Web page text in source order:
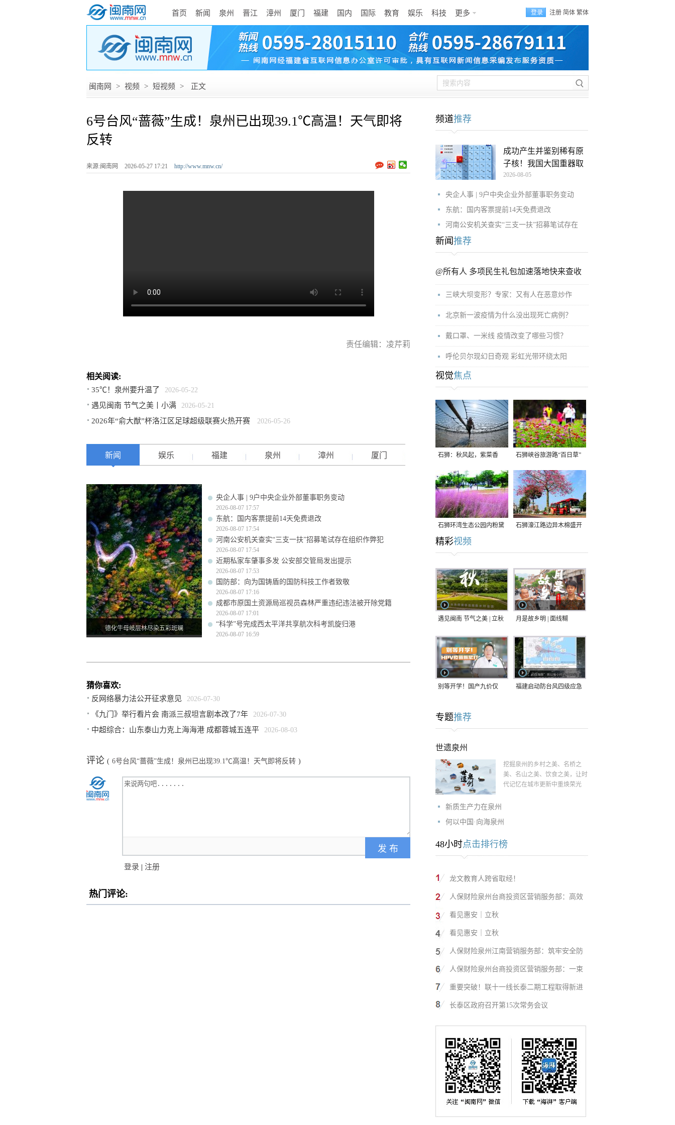
首页 新闻 泉州 晋江 漳州 厦门 福建 国内 国际 教育 娱乐 科技 更多 登录 注册 简体 繁体
闽南网 > 视频 > 短视频 > 正文
6号台风“蔷薇”生成！泉州已出现39.1℃高温！天气即将
反转
来源:闽南网 2026-05-27 17:21 http://www.mnw.cn/
责任编辑：凌芹莉
相关阅读:
35℃！泉州要升温了 2026-05-22
遇见闽南 节气之美丨小满 2026-05-21
2026年“俞大猷”杯洛江区足球超级联赛火热开赛 2026-05-26
新闻 娱乐 福建 泉州 漳州 厦门
德化牛母岐层林尽染五彩斑斓
央企人事 | 9户中央企业外部董事职务变动
2026-08-07 17:57
东航：国内客票提前14天免费退改
2026-08-07 17:54
河南公安机关查实“三支一扶”招募笔试存在组织作弊犯
2026-08-07 17:54
近期私家车肇事多发 公安部交管局发出提示
2026-08-07 17:53
国防部：向为国铸盾的国防科技工作者致敬
2026-08-07 17:16
成都市原国土资源局巡视员森林严重违纪违法被开除党籍
2026-08-07 17:01
“科学”号完成西太平洋共享航次科考凯旋归港
2026-08-07 16:59
猜你喜欢:
反网络暴力法公开征求意见 2026-07-30
《九门》举行看片会 南派三叔坦言剧本改了7年 2026-07-30
中超综合：山东泰山力克上海海港 成都蓉城五连平 2026-08-03
评论 ( 6号台风“蔷薇”生成！泉州已出现39.1℃高温！天气即将反转 )
登录 | 注册
热门评论:
频道推荐
成功产生并鉴别稀有原
子核！我国大国重器取
2026-08-05
央企人事 | 9户中央企业外部董事职务变动
东航：国内客票提前14天免费退改
河南公安机关查实“三支一扶”招募笔试存在
新闻 推荐
@所有人 多项民生礼包加速落地快来查收
三峡大坝变形？专家：又有人在恶意炒作
北京新一波疫情为什么没出现死亡病例？
戴口罩、一米线 疫情改变了哪些习惯？
呼伦贝尔现幻日奇观 彩虹光带环绕太阳
视觉焦点
石狮：秋风起，紫菜香 石狮峡谷旅游路“百日草”
争相斗艳
石狮环湾生态公园内粉黛
乱子草盛放
石狮濠江路边异木棉盛开
精彩视频
遇见闽南 节气之美 | 立秋 月是故乡明 | 面线糊
别等开学！国产九价仅
紧打
福建启动防台风四级应急
专题推荐
世遗泉州
挖掘泉州的乡村之美、名桥之
美、名山之美、饮食之美，让时
代记忆在城市更新中重焕荣光
新质生产力在泉州
何以中国·向海泉州
48小时点击排行榜
龙文教育人跨省取经！
人保财险泉州台商投资区营销服务部：高效
看见惠安｜立秋
看见惠安｜立秋
人保财险泉州江南营销服务部：筑牢安全防
人保财险泉州台商投资区营销服务部：一束
重要突破！联十一线长泰二期工程取得新进
长泰区政府召开第15次常务会议